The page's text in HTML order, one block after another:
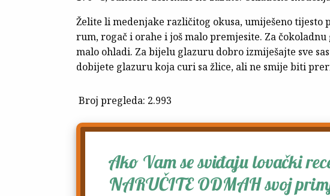
Želite li medenjake različitog okusa, umiješeno
rum, rogač i orahe i još malo premjesite. Za
malo ohladi. Za bijelu glazuru dobro izmiješajte sve
dobijete glazuru koja curi sa žlice, ali ne smije biti
Broj pregleda: 2.993
Ako Vam se sviđaju lovački
NARUČITE ODMAH svoj